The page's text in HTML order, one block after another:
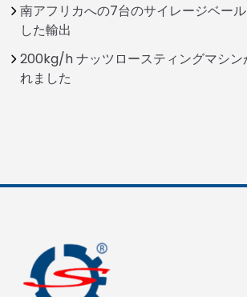
南アフリカへの7台のサイレージベー
した輸出
200kg/h ナッツロースティングマシン
れました